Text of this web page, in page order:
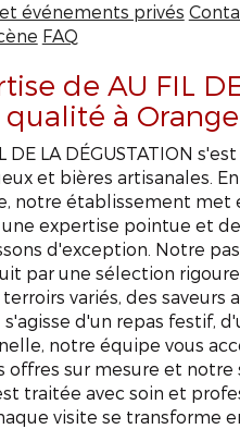
événements privés
FAQ
de AU FIL DE
à
DE LA DÉGUSTATION
et bières artisanales.
notre établissement met
expertise pointue et
d'exception. Notre
par une sélection
variés, des
d'un repas festif,
notre équipe vous
offres sur mesure et
traitée avec soin et
visite se transforme